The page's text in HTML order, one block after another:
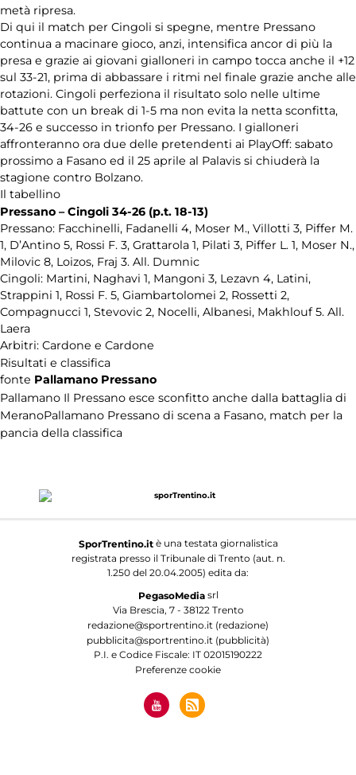
metà ripresa.
Di qui il match per Cingoli si spegne, mentre Pressano
continua a macinare gioco, anzi, intensifica ancor di più la
presa e grazie ai giovani gialloneri in campo tocca anche il +12
sul 33-21, prima di abbassare i ritmi nel finale grazie anche alle
rotazioni. Cingoli perfeziona il risultato solo nelle ultime
battute con un break di 1-5 ma non evita la netta sconfitta,
34-26 e successo in trionfo per Pressano. I gialloneri
affronteranno ora due delle pretendenti ai PlayOff: sabato
prossimo a Fasano ed il 25 aprile al Palavis si chiuderà la
stagione contro Bolzano.
Il tabellino
Pressano – Cingoli 34-26 (p.t. 18-13)
Pressano: Facchinelli, Fadanelli 4, Moser M., Villotti 3, Piffer M.
1, D’Antino 5, Rossi F. 3, Grattarola 1, Pilati 3, Piffer L. 1, Moser N.,
Milovic 8, Loizos, Fraj 3. All. Dumnic
Cingoli: Martini, Naghavi 1, Mangoni 3, Lezavn 4, Latini,
Strappini 1, Rossi F. 5, Giambartolomei 2, Rossetti 2,
Compagnucci 1, Stevovic 2, Nocelli, Albanesi, Makhlouf 5. All.
Laera
Arbitri: Cardone e Cardone
Risultati e classifica
fonte Pallamano Pressano
Pallamano Il Pressano esce sconfitto anche dalla battaglia di
MeranoPallamano Pressano di scena a Fasano, match per la
pancia della classifica
Sport su
ghiaccio
Tamburello
Tennistavolo
Universiade
2013
Varie
SporTrentino.itè una testata giornalistica
registrata presso il Tribunale di Trento (aut. n.
1.250 del 20.04.2005) edita da:
PegasoMediasrl
Via Brescia, 7 - 38122 Trento
redazione@sportrentino.it (redazione)
pubblicita@sportrentino.it (pubblicità)
P.I. e Codice Fiscale: IT 02015190222
Preferenze cookie